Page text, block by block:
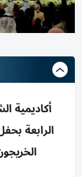
الرابعة
الخريجون على 10